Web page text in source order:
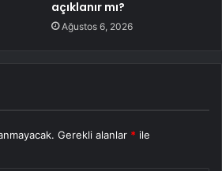
açıklanır mı?
Ağustos 6, 2026
Gerekli alanlar * ile